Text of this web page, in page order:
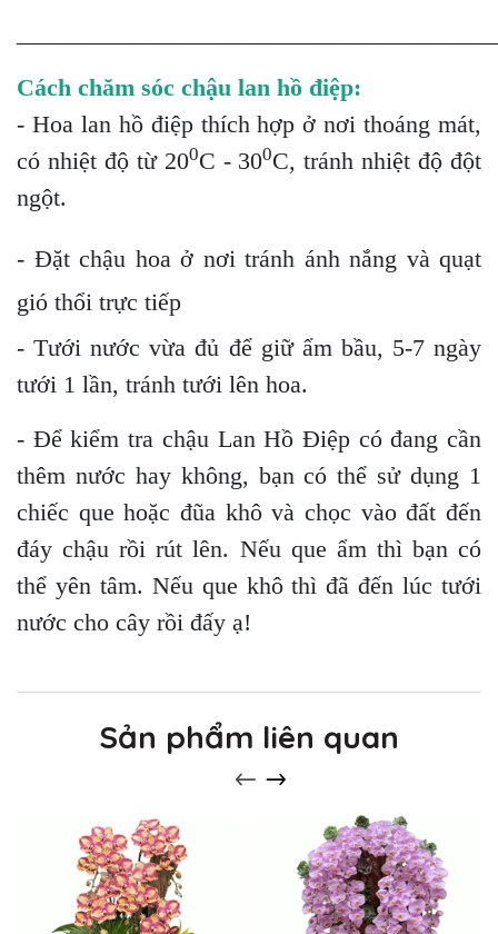
Cách chăm sóc chậu lan hồ điệp:
- Hoa lan hồ điệp thích hợp ở nơi thoáng mát,
có nhiệt độ từ 200C - 300C, tránh nhiệt độ đột
ngột.
- Đặt chậu hoa ở nơi tránh ánh nắng và quạt
gió thổi trực tiếp
- Tưới nước vừa đủ để giữ ẩm bầu, 5-7 ngày
tưới 1 lần, tránh tưới lên hoa.
- Để kiểm tra chậu Lan Hồ Điệp có đang cần
thêm nước hay không, bạn có thể sử dụng 1
chiếc que hoặc đũa khô và chọc vào đất đến
đáy chậu rồi rút lên. Nếu que ẩm thì bạn có
thể yên tâm. Nếu que khô thì đã đến lúc tưới
nước cho cây rồi đấy ạ!
Sản phẩm liên quan